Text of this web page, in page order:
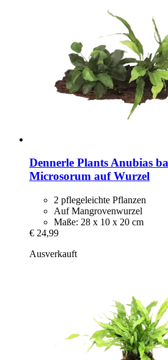
Dennerle PlantsAnubias
Microsorum auf Wurzel
2 pflegeleichte Pflanzen
Auf Mangrovenwurzel
Maße: 28 x 10 x 20 cm
€ 24,99
Ausverkauft